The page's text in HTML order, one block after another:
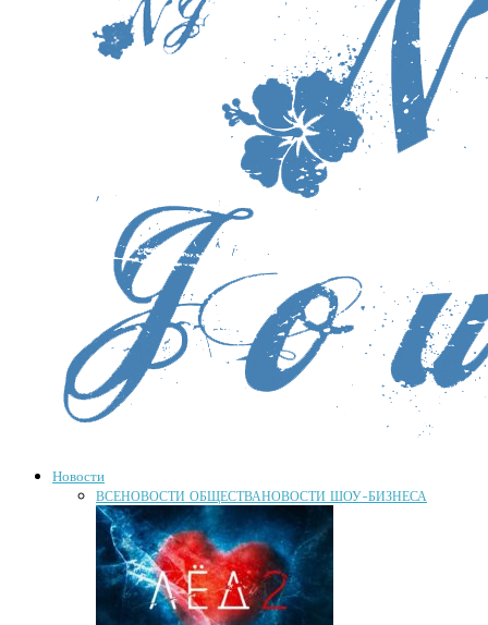
Новости
ВСЕНОВОСТИ ОБЩЕСТВАНОВОСТИ ШОУ-БИЗНЕСА